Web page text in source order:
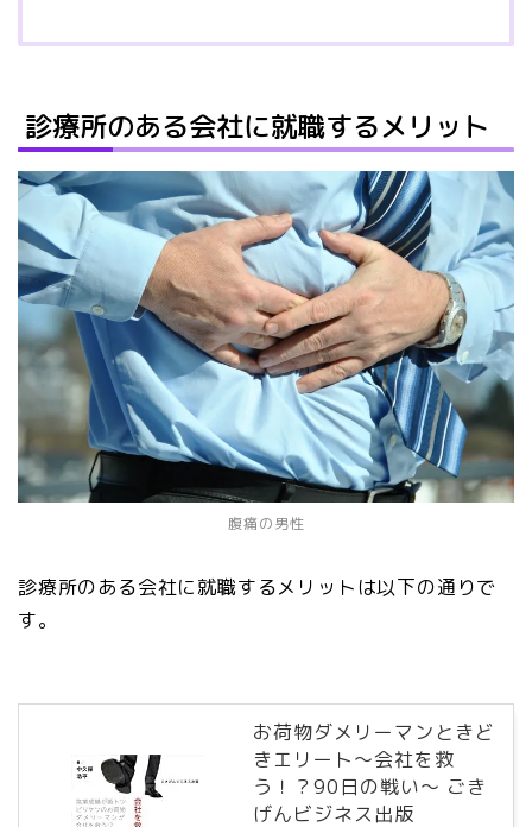
診療所のある会社に就職するメリット
腹痛の男性
診療所のある会社に就職するメリットは以下の通りで
す。
お荷物ダメリーマンときど
きエリート～会社を救
う！？90日の戦い～ ごき
げんビジネス出版